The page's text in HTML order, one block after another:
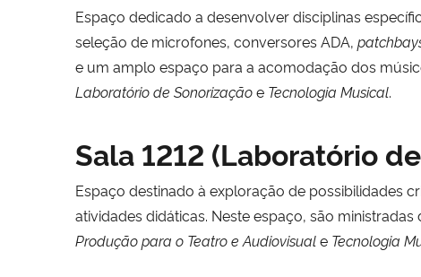
Espaço dedicado a desenvolver disciplinas
seleção de microfones, conversores ADA,
e um amplo espaço para a acomodação dos
Laboratório de Sonorizaçãoe Tecnologia Musical.
Sala 1212 (Laboratório
Espaço destinado à exploração de possibilidades
atividades didáticas. Neste espaço, são
Produção para o Teatro e Audiovisuale Tecnologia